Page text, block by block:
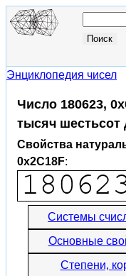
Энциклопедия чисел
Число 180623,
тысяч шестьсот
Свойства
0x2C18F:
Системы
Основные
Степени,